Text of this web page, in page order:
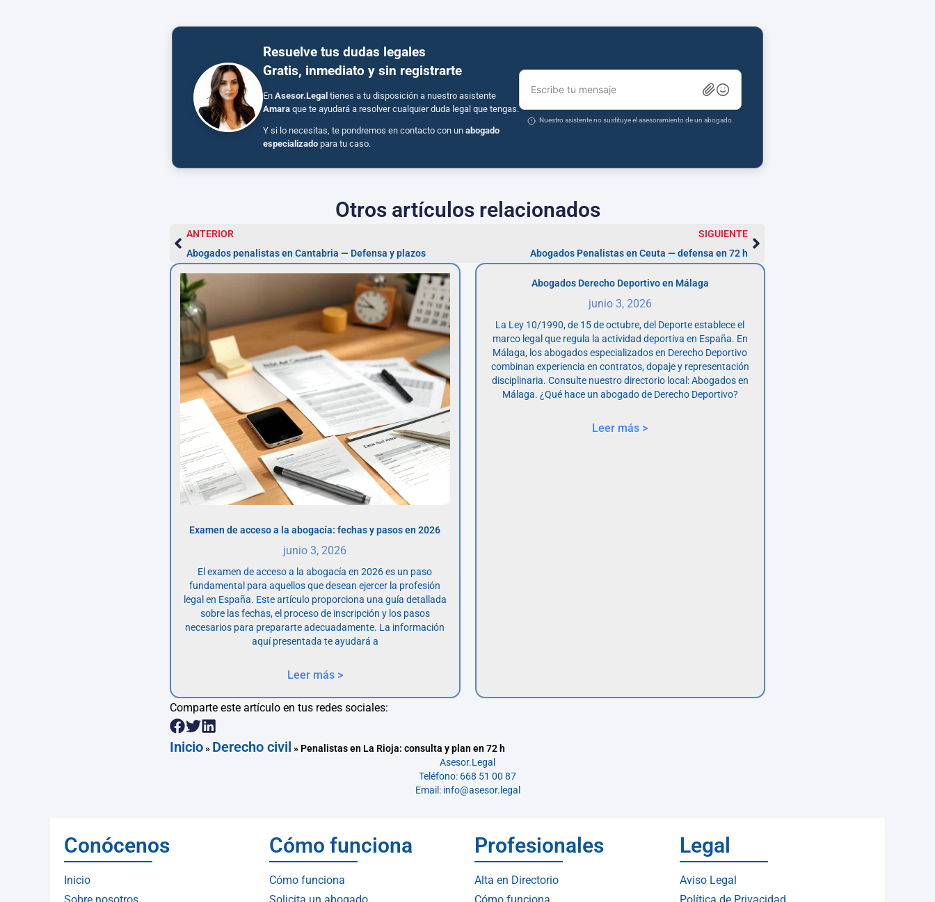
Resuelve tus dudas legales
Gratis, inmediato y sin registrarte
En Asesor.Legal tienes a tu disposición a nuestro asistente
Amara que te ayudará a resolver cualquier duda legal que tengas.
Y si lo necesitas, te pondremos en contacto con un abogado
especializado para tu caso.
Escribe tu mensaje
Nuestro asistente no sustituye el asesoramiento de un abogado.
Otros artículos relacionados
ANTERIOR
Abogados penalistas en Cantabria — Defensa y plazos
SIGUIENTE
Abogados Penalistas en Ceuta — defensa en 72 h
Examen de acceso a la abogacía: fechas y pasos en 2026
junio 3, 2026
El examen de acceso a la abogacía en 2026 es un paso
fundamental para aquellos que desean ejercer la profesión
legal en España. Este artículo proporciona una guía detallada
sobre las fechas, el proceso de inscripción y los pasos
necesarios para prepararte adecuadamente. La información
aquí presentada te ayudará a
Leer más >
Abogados Derecho Deportivo en Málaga
junio 3, 2026
La Ley 10/1990, de 15 de octubre, del Deporte establece el
marco legal que regula la actividad deportiva en España. En
Málaga, los abogados especializados en Derecho Deportivo
combinan experiencia en contratos, dopaje y representación
disciplinaria. Consulte nuestro directorio local: Abogados en
Málaga. ¿Qué hace un abogado de Derecho Deportivo?
Leer más >
Comparte este artículo en tus redes sociales:
Inicio» Derecho civil » Penalistas en La Rioja: consulta y plan en 72 h
Asesor.Legal
Teléfono: 668 51 00 87
Email: info@asesor.legal
Conócenos
Inicio
Cómo funciona
Cómo funciona
Profesionales
Alta en Directorio
Legal
Aviso Legal